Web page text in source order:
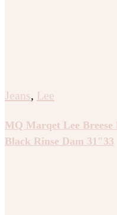
Jeans, Lee
MQ Marqet Lee
Black Rinse Dam 31″33